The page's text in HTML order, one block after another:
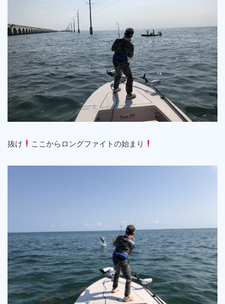
抜け ここからロングファイトの始まり